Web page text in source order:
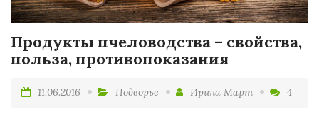
Продукты пчеловодства – свойства,
польза, противопоказания
11.06.2016 Подворье Ирина Март 4